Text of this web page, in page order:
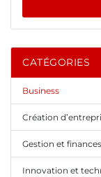
CATÉGORIES
Business
Création
Gestion et finances
Innovation et